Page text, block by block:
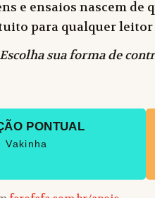
e ensaios nascem de
para qualquer
sua forma de
PONTUAL
Vakinha